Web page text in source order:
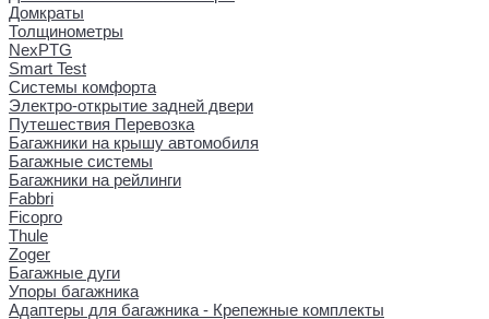
Домкраты
Толщинометры
NexPTG
Smart Test
Системы комфорта
Электро-открытие задней двери
Путешествия Перевозка
Багажники на крышу автомобиля
Багажные системы
Багажники на рейлинги
Fabbri
Ficopro
Thule
Zoger
Багажные дуги
Упоры багажника
Адаптеры для багажника - Крепежные комплекты